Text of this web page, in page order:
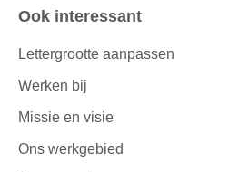
Ook interessant
Lettergrootte aanpassen
Werken bij
Missie en visie
Ons werkgebied